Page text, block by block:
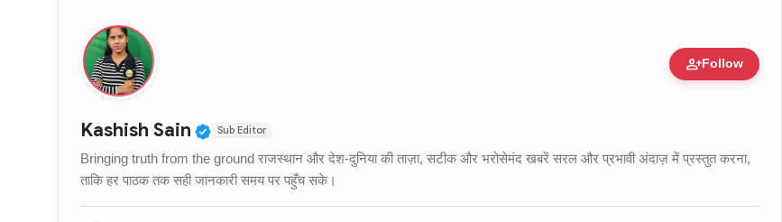
person_addFollow
Kashish Sain Verified Public Figure • 11 Jun, 2026
Sub Editor
Bringing truth from the ground राजस्थान और देश-दुनिया की ताज़ा, सटीक और भरोसेमंद खबरें सरल और प्रभावी अंदाज़ में प्रस्तुत करना,
ताकि हर पाठक तक सही जानकारी समय पर पहुँच सके।